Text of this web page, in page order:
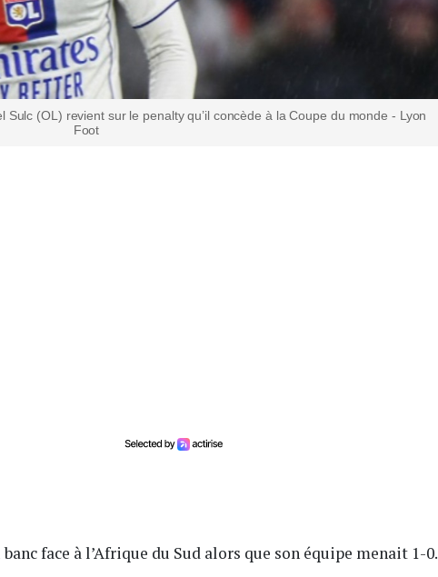
Sulc (OL) revient sur le penalty qu’il concède à la Coupe du monde - Lyon
Foot
face à l’Afrique du Sud alors que son équipe menait 1-0.